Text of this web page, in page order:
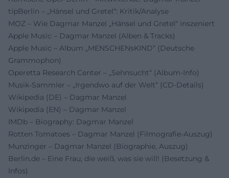
tipBerlin – „Hänsel und Gretel“: Kritik/Analyse
MOZ – Wie Dagmar Manzel „Hänsel und Gretel“ inszeniert
Apple Music – Dagmar Manzel (Alben & Tracks)
Apple Music – Album „MENSCHENsKIND“ (Deutsche
Grammophon)
Operetta Research Center – „Sehnsucht“ (Album-Info)
Musik-Sammler – „Irgendwo auf der Welt“ (CD-Details)
Wikipedia (DE) – Dagmar Manzel
Wikipedia (EN) – Dagmar Manzel
IMDb – Biography: Dagmar Manzel
Rotten Tomatoes – Dagmar Manzel (Filmografie-Auszug)
Munzinger – Dagmar Manzel (Biographie, Auszug)
Berlin.de – Eine Frau, die weiß, was sie will! (Besetzung &
Infos)